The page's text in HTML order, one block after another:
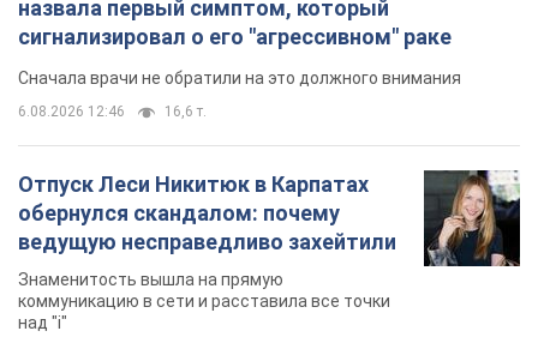
назвала первый симптом, который
сигнализировал о его "агрессивном" раке
Сначала врачи не обратили на это должного внимания
6.08.2026 12:46 16,6 т.
Отпуск Леси Никитюк в Карпатах
обернулся скандалом: почему
ведущую несправедливо захейтили
Знаменитость вышла на прямую
коммуникацию в сети и расставила все точки
над "i"